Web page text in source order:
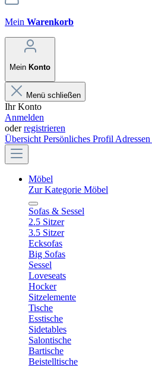
Mein Warenkorb
Mein Konto
Menü schließen
Ihr Konto
Anmelden
oderregistrieren
Übersicht Persönliches Profil Adressen
Möbel
Zur Kategorie Möbel
Sofas & Sessel
2.5 Sitzer
3.5 Sitzer
Ecksofas
Big Sofas
Sessel
Loveseats
Hocker
Sitzelemente
Tische
Esstische
Sidetables
Salontische
Bartische
Beistelltische